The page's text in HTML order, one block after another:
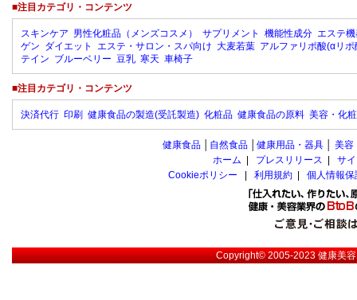
■注目カテゴリ・コンテンツ
スキンケア 男性化粧品（メンズコスメ） サプリメント 機能性成分 エステ
ゲン ダイエット エステ・サロン・スパ向け 大麦若葉 アルファリポ酸(αリポ
テイン ブルーベリー 豆乳 寒天 車椅子
■注目カテゴリ・コンテンツ
決済代行 印刷 健康食品の製造(受託製造) 化粧品 健康食品の原料 美容・化
健康食品 自然食品 健康用品・器具 美容
ホーム
プレスリリース
サ
Cookieポリシー
利用規約 個人情報
Copyright© 2005-2023健康美